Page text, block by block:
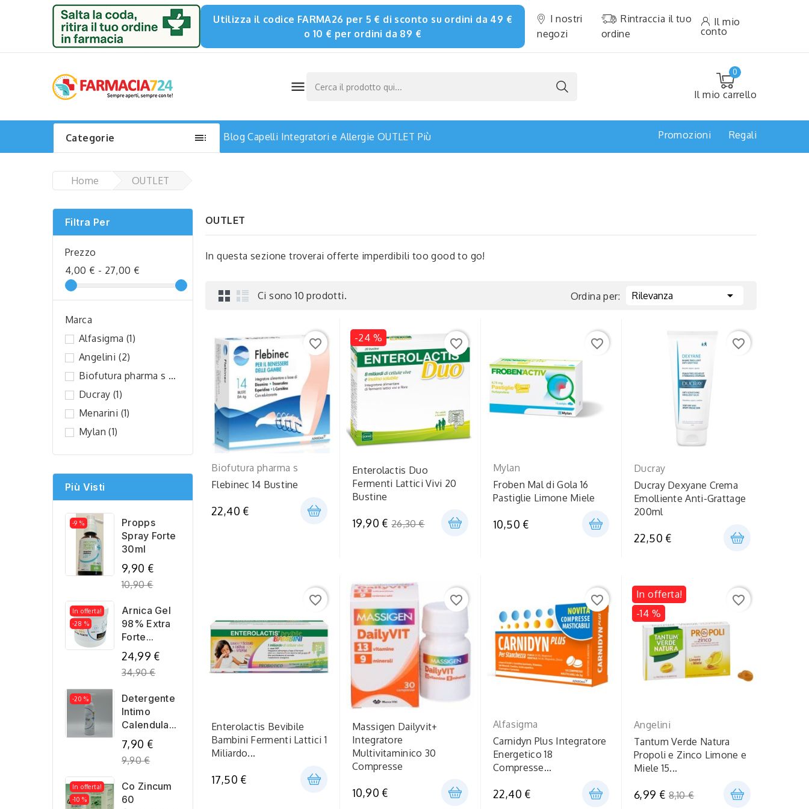
Utilizza il codice FARMA26 per 5 € di sconto su ordini da 49 €
o 10 € per ordini da 89 €
I nostri
negozi
Rintraccia il tuo
ordine
Il mio
conto

0
Il mio carrello

Categorie Blog Capelli Integratori e Allergie OUTLET Più Promozioni Regali
Home OUTLET
Filtra Per
Prezzo
4,00 € - 27,00 €
Marca
Alfasigma(1)
Angelini (2)
Biofutura pharma s
(1)
Ducray (1)
Menarini (1)
Mylan(1)
Più Visti
-9 %
Propps
Spray Forte
30ml
9,90 €
10,90 €
In offerta!
-28 %
Arnica Gel
98% Extra
Forte...
24,99 €
34,90 €
-20 %
Detergente
Intimo
Calendula...
7,90 €
9,90 €
In offerta!
-10 %
Co Zincum
60
OUTLET
In questa sezione troverai offerte imperdibili too good to go!
Ci sono 10 prodotti. Ordina per: Rilevanza 
favorite_border
Biofutura pharma s
Flebinec 14 Bustine
22,40 €
-24 % favorite_border
Enterolactis Duo
Fermenti Lattici Vivi 20
Bustine
19,90 € Prezzo
26,30 €
favorite_border
Mylan
Froben Mal di Gola 16
Pastiglie Limone Miele
10,50 €
favorite_border
Ducray
Ducray Dexyane Crema
Emolliente Anti-Grattage
200ml
22,50 €
favorite_border
Enterolactis Bevibile
Bambini Fermenti Lattici 1
Miliardo...
17,50 €
favorite_border
Massigen Dailyvit+
Integratore
Multivitaminico 30
Compresse
10,90 €
favorite_border
Alfasigma
Carnidyn Plus Integratore
Energetico 18
Compresse...
22,40 €
In offerta!
-14 %
favorite_border
Angelini
Tantum Verde Natura
Propoli e Zinco Limone e
Miele 15...
6,99 € Prezzo
8,10 €